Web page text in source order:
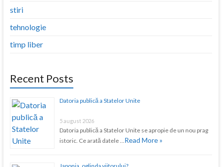
stiri
tehnologie
timp liber
Recent Posts
Datoria publică a Statelor Unite
5 august 2026
Datoria publică a Statelor Unite se apropie de un nou prag
istoric. Ce arată datele … Read More »
Japonia, oglinda viitorului?